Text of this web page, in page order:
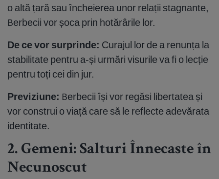
o altă țară sau încheierea unor relații stagnante,
Berbecii vor șoca prin hotărârile lor.
De ce vor surprinde: Curajul lor de a renunța la
stabilitate pentru a-și urmări visurile va fi o lecție
pentru toți cei din jur.
Previziune: Berbecii își vor regăsi libertatea și
vor construi o viață care să le reflecte adevărata
identitate.
2. Gemeni: Salturi Înnecaste în
Necunoscut